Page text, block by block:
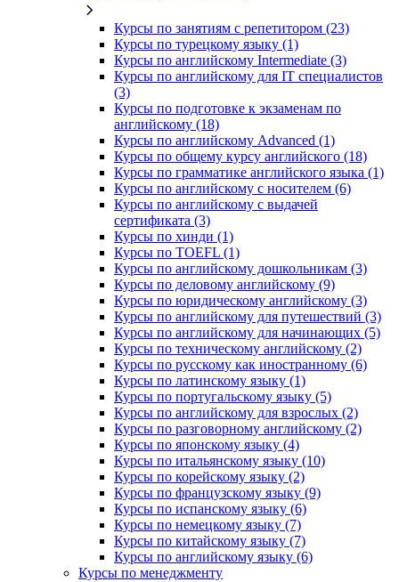
Курсы по занятиям с репетитором (23)
Курсы по турецкому языку (1)
Курсы по английскому Intermediate (3)
Курсы по английскому для IT специалистов
(3)
Курсы по подготовке к экзаменам по
английскому (18)
Курсы по английскому Advanced (1)
Курсы по общему курсу английского (18)
Курсы по грамматике английского языка (1)
Курсы по английскому с носителем (6)
Курсы по английскому с выдачей
сертификата (3)
Курсы по хинди (1)
Курсы по TOEFL (1)
Курсы по английскому дошкольникам (3)
Курсы по деловому английскому (9)
Курсы по юридическому английскому (3)
Курсы по английскому для путешествий (3)
Курсы по английскому для начинающих (5)
Курсы по техническому английскому (2)
Курсы по русскому как иностранному (6)
Курсы по латинскому языку (1)
Курсы по португальскому языку (5)
Курсы по английскому для взрослых (2)
Курсы по разговорному английскому (2)
Курсы по японскому языку (4)
Курсы по итальянскому языку (10)
Курсы по корейскому языку (2)
Курсы по французскому языку (9)
Курсы по испанскому языку (6)
Курсы по немецкому языку (7)
Курсы по китайскому языку (7)
Курсы по английскому языку (6)
Курсы по менеджменту